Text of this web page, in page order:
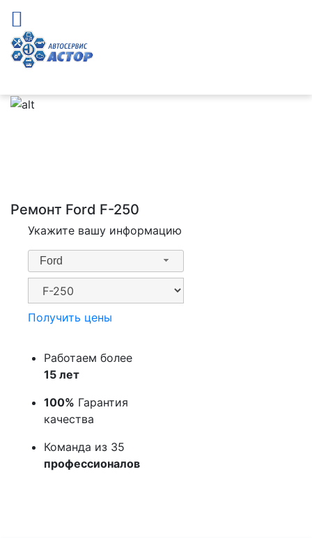
Ремонт Ford F-250
Укажите вашу информацию
Ford
Получить цены
Работаем более
15 лет
100% Гарантия
качества
Команда из 35
профессионалов